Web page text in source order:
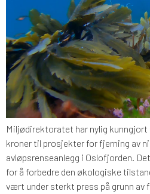
Miljødirektoratet har nylig kunngjort
kroner til prosjekter for fjerning av
avløpsrenseanlegg i Oslofjorden.
for å forbedre den økologiske
vært under sterkt press på grunn av